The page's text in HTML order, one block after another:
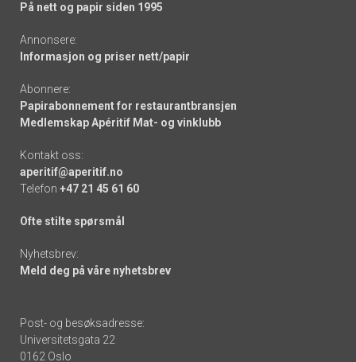
På nett og papir siden 1995
Annonsere:
Informasjon og priser nett/papir
Abonnere:
Papirabonnement for restaurantbransjen
Medlemskap Apéritif Mat- og vinklubb
Kontakt oss:
aperitif@aperitif.no
Telefon +47 21 45 61 60
Ofte stilte spørsmål
Nyhetsbrev:
Meld deg på våre nyhetsbrev
Post- og besøksadresse:
Universitetsgata 22
0162 Oslo